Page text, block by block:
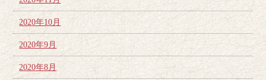
2020年10月
2020年9月
2020年8月